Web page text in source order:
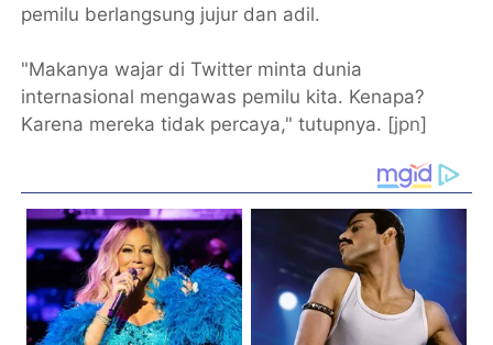
pemilu berlangsung jujur dan adil.
"Makanya wajar di Twitter minta dunia
internasional mengawas pemilu kita. Kenapa?
Karena mereka tidak percaya," tutupnya. [jpn]